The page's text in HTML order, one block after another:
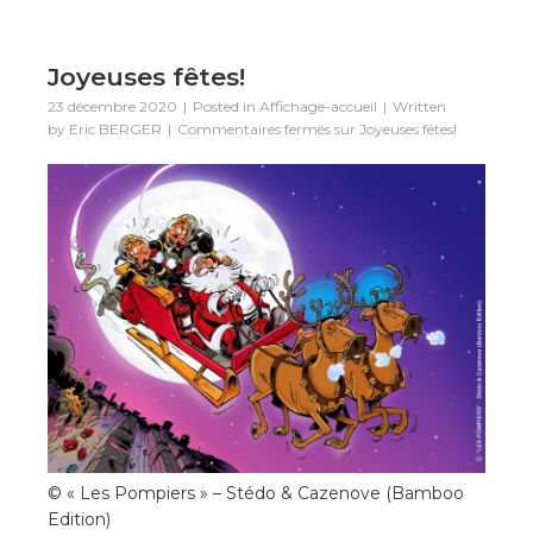
Joyeuses fêtes!
23 décembre 2020 Posted in Affichage-accueil
Written
by Eric BERGER Commentaires fermés sur Joyeuses fêtes!
©️ « Les Pompiers » – Stédo & Cazenove (Bamboo
Edition)